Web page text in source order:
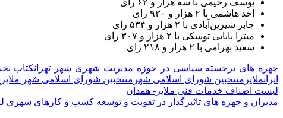
یوسف رحیمی با سه هزار و ۶۲ رای
احد هاشمی با ۲ هزار و ۹۳۰ رای
جابر شیرین‌آبادی با ۲ هزار و ۵۳۴ رای
میترا بابایی توسکی با ۲ هزار و ۳۰۷ رای
سعید بهرامی با ۲ هزار و ۲۱۸ رای
چهره های برجسته سیاسی در حوزه مدیریت شهری شهر تهرانکتاب
ایرانملایر منتخبین شورای اسلامی شهر منتخبین شورای اسلامی شهر ملایر
راهبری
نوشته
لیست اصناف خدمات فنی ملایر- همدان
مدیران و چهره های تاثیرگذار در تقویت و توسعه کسب و کارهای شهری